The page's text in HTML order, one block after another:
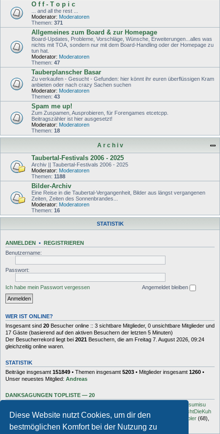
Diese Website nutzt Cookies, um dir den
bestmöglichen Komfort bei der Nutzung zu
O f f - T o p i c
... and all the rest ...
Moderator: Moderatoren
Themen: 371
Allgemeines zum Board & zur Homepage
Board-Updates, Probleme, Vorschläge, Wünsche, Erweiterungen...alles was
nichts mit TOA, sondern nur mit dem Board-Handling oder der Homepage zu
tun hat.
Moderator: Moderatoren
Themen: 47
Tauberplanscher Basar
Zu verkaufen - Gesucht - Gefunden: hier könnt ihr euren überflüssigen Kram
anbieten oder nach crazy Sachen suchen
Moderator: Moderatoren
Themen: 43
Spam me up!
Zum Zuspamen, Ausprobieren, für Forengames etcetcpp.
Beitragszähler ist hier ausgesetzt!
Moderator: Moderatoren
Themen: 18
A r c h i v
Taubertal-Festivals 2006 - 2025
Archiv || Taubertal-Festivals 2006 - 2025
Moderator: Moderatoren
Themen: 1188
Bilder-Archiv
Eine Reise in die Taubertal-Vergangenheit, Bilder aus längst vergangenen
Zeiten, Zeiten des Sonnenbrandes...
Moderator: Moderatoren
Themen: 16
STATISTIK
ANMELDEN • REGISTRIEREN
Benutzername:
Passwort:
Ich habe mein Passwort vergessen Angemeldet bleiben
WER IST ONLINE?
Insgesamt sind 20 Besucher online :: 3 sichtbare Mitglieder, 0 unsichtbare Mitglieder und
17 Gäste (basierend auf den aktiven Besuchern der letzten 5 Minuten)
Der Besucherrekord liegt bei 2021 Besuchern, die am Freitag 7. August 2026, 09:24
gleichzeitig online waren.
STATISTIK
Beiträge insgesamt 151849 • Themen insgesamt 5203 • Mitglieder insgesamt 1260 •
Unser neuestes Mitglied: Andreas
DANKSAGUNGEN TOPLISTE — 20
sumisu
(125),
Elton (125), Charles_Robotnik (124), markus.whatever
MuhMachtDieKuh
(94),Pommes(91),rulaman(80),Hooge(77),Öröc(71),zokker000 vfbler (68),
Janaldo(65),unkow(65),häxe(56),DocBrown(56)